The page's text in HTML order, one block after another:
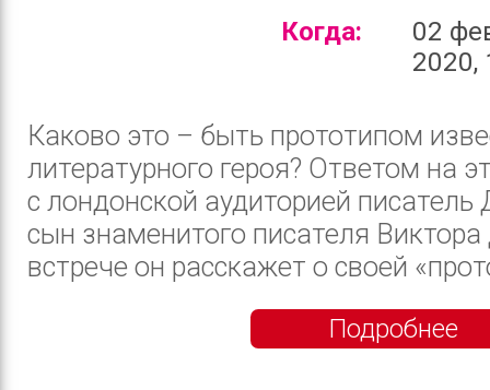
Когда:
02
2020,
Каково это – быть прототипом
литературного героя? Ответом на
с лондонской аудиторией писатель
сын знаменитого писателя Виктора
встрече он расскажет о своей
Подробнее